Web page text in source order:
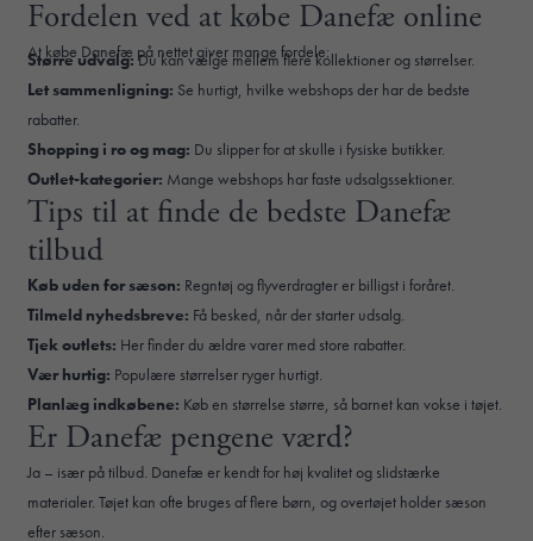
Fordelen ved at købe Danefæ online
At købe Danefæ på nettet giver mange fordele:
Større udvalg: Du kan vælge mellem flere kollektioner og størrelser.
Let sammenligning: Se hurtigt, hvilke webshops der har de bedste
rabatter.
Shopping i ro og mag: Du slipper for at skulle i fysiske butikker.
Outlet-kategorier: Mange webshops har faste udsalgssektioner.
Tips til at finde de bedste Danefæ
tilbud
Køb uden for sæson: Regntøj og flyverdragter er billigst i foråret.
Tilmeld nyhedsbreve: Få besked, når der starter udsalg.
Tjek outlets: Her finder du ældre varer med store rabatter.
Vær hurtig: Populære størrelser ryger hurtigt.
Planlæg indkøbene: Køb en størrelse større, så barnet kan vokse i tøjet.
Er Danefæ pengene værd?
Ja – især på tilbud. Danefæ er kendt for høj kvalitet og slidstærke
materialer. Tøjet kan ofte bruges af flere børn, og overtøjet holder sæson
efter sæson.